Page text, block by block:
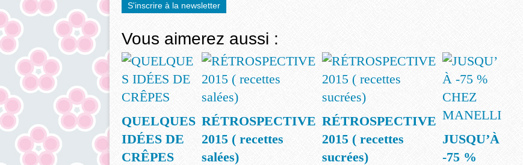
S'inscrire à la newsletter
Vous aimerez aussi :
QUELQUES
IDÉES DE
CRÊPES
RÉTROSPECTIVE
2015 ( recettes
salées)
RÉTROSPECTIVE
2015 ( recettes
sucrées)
JUSQU’À
-75 %